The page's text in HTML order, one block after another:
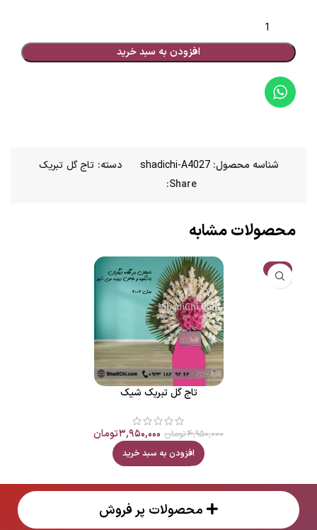
افزودن به سبد خرید
شناسه محصول:shadichi-A4027 دسته: تاج گل تبریک
Share:
محصولات مشابه
حراج
تاج گل تبریک شیک
۴,۹۵۰,۰۰۰تومان ۳,۹۵۰,۰۰۰تومان
افزودن به سبد خرید
محصولات پر فروش